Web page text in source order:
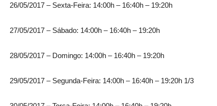
26/05/2017 – Sexta-Feira: 14:00h – 16:40h – 19:20h
27/05/2017 – Sábado: 14:00h – 16:40h – 19:20h
28/05/2017 – Domingo: 14:00h – 16:40h – 19:20h
29/05/2017 – Segunda-Feira: 14:00h – 16:40h – 19:20h 1/3